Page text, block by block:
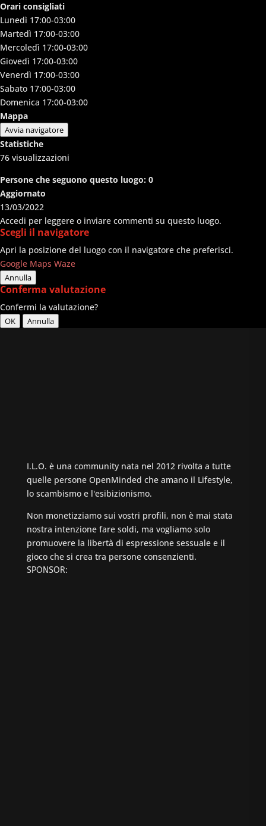
Orari consigliati
Lunedì 17:00-03:00
Martedì 17:00-03:00
Mercoledì 17:00-03:00
Giovedì 17:00-03:00
Venerdì 17:00-03:00
Sabato 17:00-03:00
Domenica 17:00-03:00
Mappa
Avvia navigatore
Statistiche
76 visualizzazioni
Persone che seguono questo luogo: 0
Aggiornato
13/03/2022
Accedi per leggere o inviare commenti su questo luogo.
Scegli il navigatore
Apri la posizione del luogo con il navigatore che preferisci.
Google Maps Waze
Annulla
Conferma valutazione
Confermi la valutazione?
OK Annulla
I.L.O. è una community nata nel 2012 rivolta a tutte
quelle persone OpenMinded che amano il Lifestyle,
lo scambismo e l'esibizionismo.
Non monetizziamo sui vostri profili, non è mai stata
nostra intenzione fare soldi, ma vogliamo solo
promuovere la libertà di espressione sessuale e il
gioco che si crea tra persone consenzienti.
SPONSOR: